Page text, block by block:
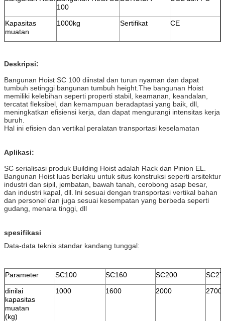
100
Kapasitas
muatan
1000kg Sertifikat CE
Deskripsi:
Bangunan Hoist SC 100 diinstal dan turun nyaman dan dapat
tumbuh setinggi bangunan tumbuh height.The bangunan Hoist
memiliki kelebihan seperti properti stabil, keamanan, keandalan,
tercatat fleksibel, dan kemampuan beradaptasi yang baik, dll,
meningkatkan efisiensi kerja, dan dapat mengurangi intensitas kerja
buruh.
Hal ini efisien dan vertikal peralatan transportasi keselamatan
Aplikasi:
SC serialisasi produk Building Hoist adalah Rack dan Pinion EL.
Bangunan Hoist luas berlaku untuk situs konstruksi seperti arsitektur
industri dan sipil, jembatan, bawah tanah, cerobong asap besar,
dan industri kapal, dll. Ini sesuai dengan transportasi vertikal bahan
dan personel dan juga sesuai kesempatan yang berbeda seperti
gudang, menara tinggi, dll
spesifikasi
Data-data teknis standar kandang tunggal:
Parameter SC100 SC160 SC200
dinilai
kapasitas
muatan
(kg)
1000 1600 2000 2700